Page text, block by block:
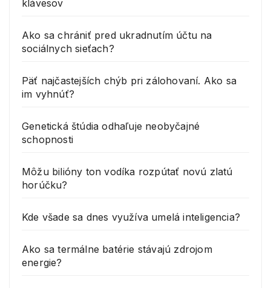
klávesov
Ako sa chrániť pred ukradnutím účtu na
sociálnych sieťach?
Päť najčastejších chýb pri zálohovaní. Ako sa
im vyhnúť?
Genetická štúdia odhaľuje neobyčajné
schopnosti
Môžu bilióny ton vodíka rozpútať novú zlatú
horúčku?
Kde všade sa dnes využíva umelá inteligencia?
Ako sa termálne batérie stávajú zdrojom
energie?